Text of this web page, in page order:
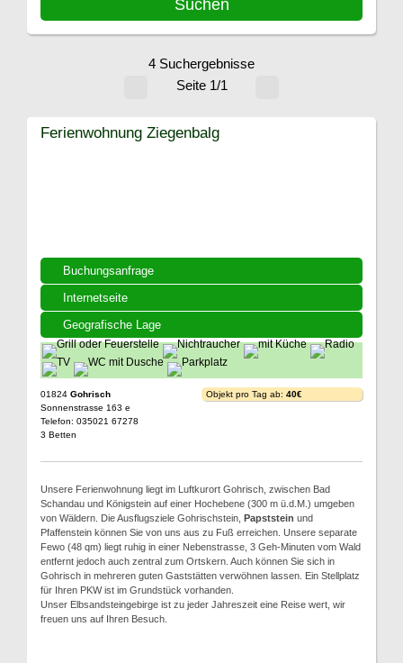
4 Suchergebnisse
Seite 1/1
Buchungsanfrage
Internetseite
Geografische Lage
Ferienwohnung Ziegenbalg
01824 Gohrisch
Sonnenstrasse 163 e
Telefon: 035021 67278
3 Betten
Objekt pro Tag ab: 40€
Unsere Ferienwohnung liegt im Luftkurort Gohrisch, zwischen Bad
Schandau und Königstein auf einer Hochebene (300 m ü.d.M.) umgeben
von Wäldern. Die Ausflugsziele Gohrischstein, Papststein und
Pfaffenstein können Sie von uns aus zu Fuß erreichen. Unsere separate
Fewo (48 qm) liegt ruhig in einer Nebenstrasse, 3 Geh-Minuten vom Wald
entfernt jedoch auch zentral zum Ortskern. Auch können Sie sich in
Gohrisch in mehreren guten Gaststätten verwöhnen lassen. Ein Stellplatz
für Ihren PKW ist im Grundstück vorhanden.
Unser Elbsandsteingebirge ist zu jeder Jahreszeit eine Reise wert, wir
freuen uns auf Ihren Besuch.